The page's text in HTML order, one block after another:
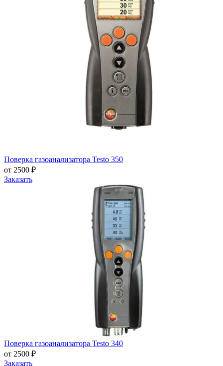
Поверка газоанализатора Testo 350
от 2500 ₽
Заказать
Поверка газоанализатора Testo 340
от 2500 ₽
Заказать